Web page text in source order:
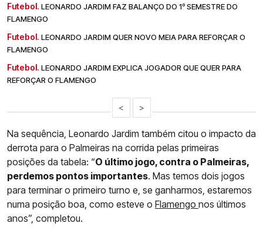
Futebol. LEONARDO JARDIM FAZ BALANÇO DO 1º SEMESTRE DO
FLAMENGO
Futebol. LEONARDO JARDIM QUER NOVO MEIA PARA REFORÇAR O
FLAMENGO
Futebol. LEONARDO JARDIM EXPLICA JOGADOR QUE QUER PARA
REFORÇAR O FLAMENGO
< >
Na sequência, Leonardo Jardim também citou o impacto da
derrota para o Palmeiras na corrida pelas primeiras
posições da tabela: “O último jogo, contra o Palmeiras,
perdemos pontos importantes. Mas temos dois jogos
para terminar o primeiro turno e, se ganharmos, estaremos
numa posição boa, como esteve o Flamengo nos últimos
anos”, completou.